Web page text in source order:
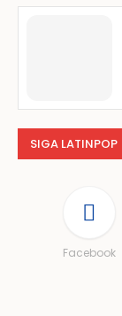
SIGA LATINPOP
Facebook